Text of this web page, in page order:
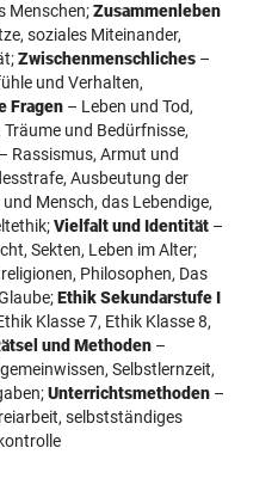
Menschen;Zusammenleben
soziales Miteinander,
Zwischenmenschliches –
und Verhalten,
Fragen – Leben und Tod,
Träume und Bedürfnisse,
– Rassismus, Armut und
Ausbeutung der
Mensch, das Lebendige,
Vielfalt und Identität –
Sekten, Leben im Alter;
Philosophen, Das
Ethik Sekundarstufe I
Klasse 7, Ethik Klasse 8,
und Methoden –
Selbstlernzeit,
Unterrichtsmethoden –
selbstständiges